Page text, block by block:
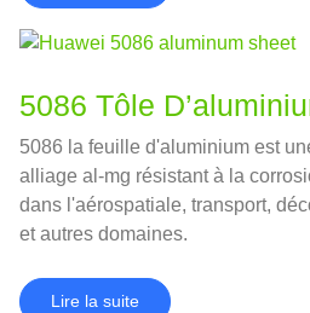
5086 Tôle
5086 la feuille d'aluminium est
alliage al-mg résistant à la
dans l'aérospatiale, transport,
et autres domaines.
Lire la suite